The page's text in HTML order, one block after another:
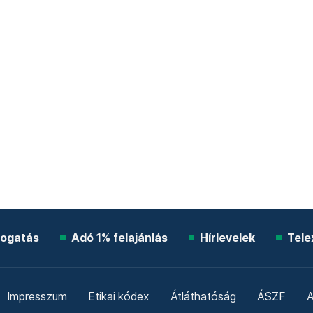
Adó 1% felajánlás Hírlevelek
Impresszum Etikai kódex Átláthatóság ÁSZF